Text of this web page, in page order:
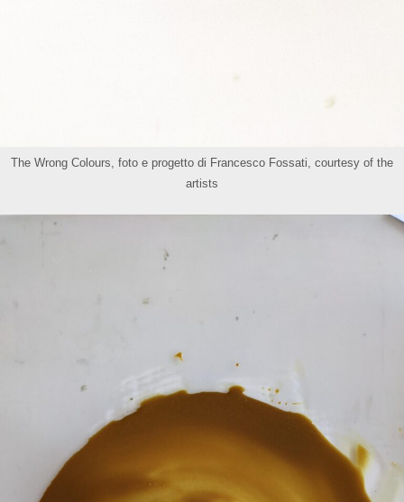
The Wrong Colours, foto e progetto di Francesco Fossati, courtesy of the
artists